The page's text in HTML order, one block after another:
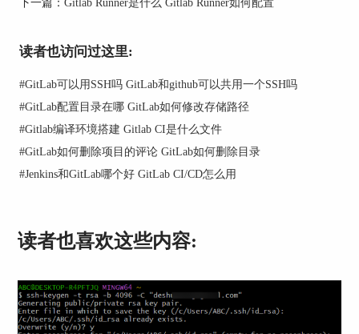
行和环境变量配置。
3、扩展性好：可结合Docker、Kubernetes等容器技
术，实现跨环境一致的构建与部署。
4、全流程可视化：在Gitlab Web界面即可直观查看
每个任务的执行状态、日志输出与历史记录。
图2：CI/CD分析
读者也访问过这里:
#GitLab可以用SSH吗 GitLab和github可以共用一个SSH吗
#GitLab配置目录在哪 GitLab如何修改存储路径
#Gitlab编译环境搭建 Gitlab CI是什么文件
#GitLab如何删除项目的评论 GitLab如何删除目录
#Jenkins和GitLab哪个好 GitLab CI/CD怎么用
读者也喜欢这些内容: